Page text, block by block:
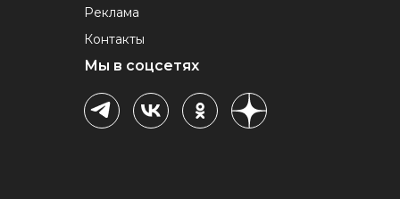
Реклама
Контакты
Мы в соцсетях